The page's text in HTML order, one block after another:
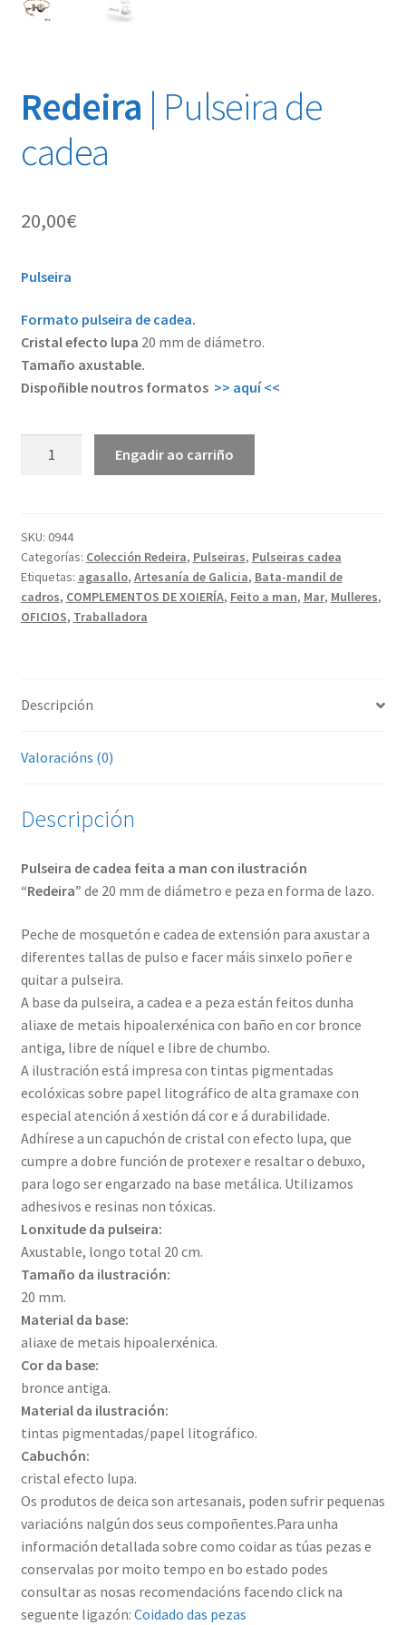
Redeira | Pulseira de
cadea
20,00€
Pulseira
Formato pulseira de cadea.
Cristal efecto lupa 20 mm de diámetro.
Tamaño axustable.
Dispoñible noutros formatos >> aquí <<
cadea
cantidade
Engadir ao carriño
SKU: 0944
Categorías: Colección Redeira, Pulseiras, Pulseiras cadea
Etiquetas: agasallo, Artesanía de Galicia, Bata-mandil de
cadros, COMPLEMENTOS DE XOIERÍA, Feito a man, Mar, Mulleres,
OFICIOS, Traballadora
Descripción
Valoracións (0)
Descripción
Pulseira de cadea feita a man con ilustración
“Redeira” de 20 mm de diámetro e peza en forma de lazo.
Peche de mosquetón e cadea de extensión para axustar a
diferentes tallas de pulso e facer máis sinxelo poñer e
quitar a pulseira.
A base da pulseira, a cadea e a peza están feitos dunha
aliaxe de metais hipoalerxénica con baño en cor bronce
antiga, libre de níquel e libre de chumbo.
A ilustración está impresa con tintas pigmentadas
ecolóxicas sobre papel litográfico de alta gramaxe con
especial atención á xestión dá cor e á durabilidade.
Adhírese a un capuchón de cristal con efecto lupa, que
cumpre a dobre función de protexer e resaltar o debuxo,
para logo ser engarzado na base metálica. Utilizamos
adhesivos e resinas non tóxicas.
Lonxitude da pulseira:
Axustable, longo total 20 cm.
Tamaño da ilustración:
20 mm.
Material da base:
aliaxe de metais hipoalerxénica.
Cor da base:
bronce antiga.
Material da ilustración:
tintas pigmentadas/papel litográfico.
Cabuchón:
cristal efecto lupa.
Os produtos de deica son artesanais, poden sufrir pequenas
variacións nalgún dos seus compoñentes.Para unha
información detallada sobre como coidar as túas pezas e
conservalas por moito tempo en bo estado podes
consultar as nosas recomendacións facendo click na
seguente ligazón: Coidado das pezas